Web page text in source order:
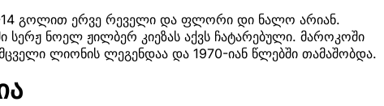
14 გოლით ერვე რეველი და ფლორი დი ნალო არიან.
სერჟ ნოელ ჟილბერ კიეზას აქვს ჩატარებული. მაროკოში
ლიონის ლეგენდაა და 1970-იან წლებში თამაშობდა.